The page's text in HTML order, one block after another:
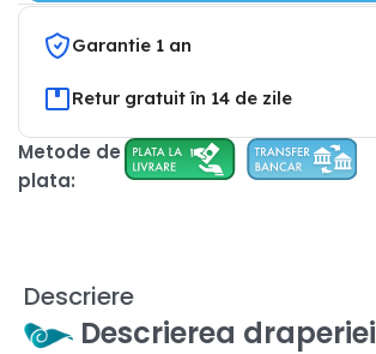
Garantie 1 an
Retur gratuit în 14 de zile
Metode de
plata:
Descriere
Descrierea draperiei